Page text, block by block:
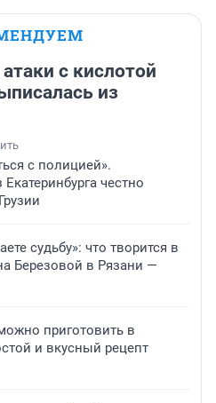
с кислотой
из
с полицией».
честно
судьбу»: что творится в
Березовой в Рязани —
приготовить в
и вкусный рецепт